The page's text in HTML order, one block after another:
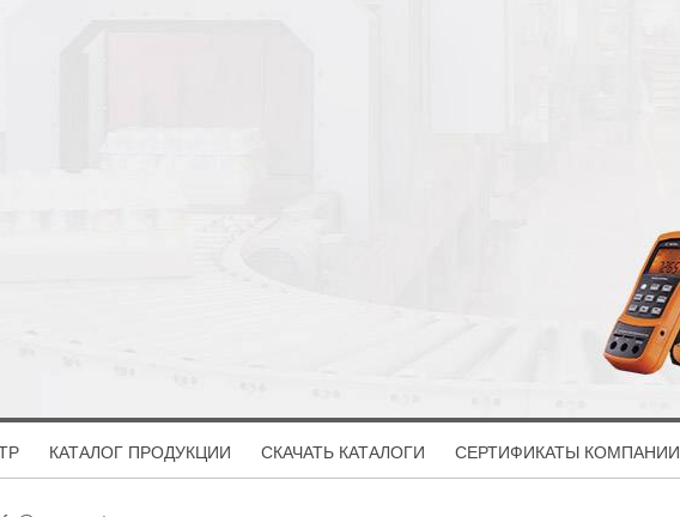
КАТАЛОГ ПРОДУКЦИИ СКАЧАТЬ КАТАЛОГИ СЕРТИФИКАТЫ КОМПАНИИ